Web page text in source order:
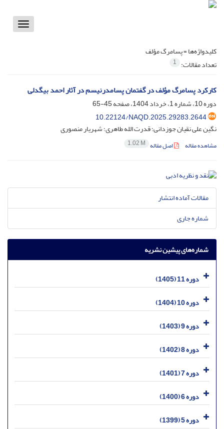
Toggle
کلیدواژه‌ها =پسامرگ مؤلف
تعداد مقالات: 1
کارکرد پسامرگ مؤلف در گفتمان پسامدرنیسم در آثار احمد بیگدلی
دوره 10، شماره 1، خرداد 1404، صفحه
45-65
10.22124/NAQD.2025.29283.2644
نگین علی نقیان جوزدانی؛ قدرت الله طاهری؛ شهریار منصوری
مشاهده مقاله اصل مقاله 1.02 M
مقالات آماده انتشار
شماره جاری
شماره‌های پیشین نشریه
دوره 11 (1405)
دوره 10 (1404)
دوره 9 (1403)
دوره 8 (1402)
دوره 7 (1401)
دوره 6 (1400)
دوره 5 (1399)